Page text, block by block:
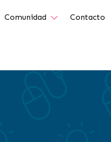
Comunidad Contacto